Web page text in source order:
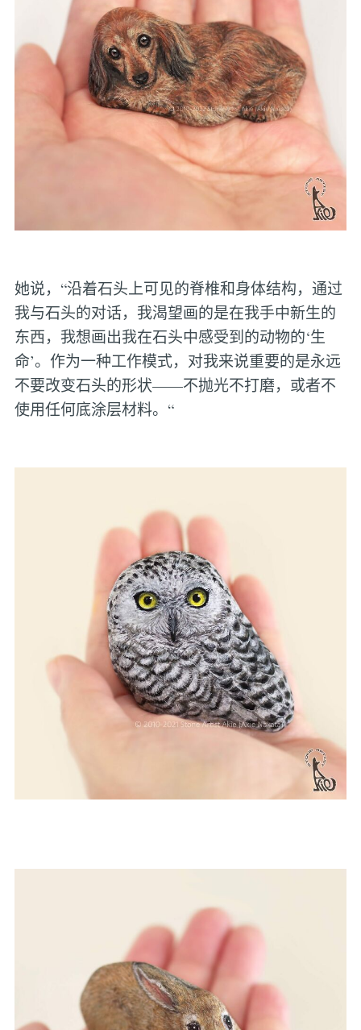
她说，“沿着石头上可见的脊椎和身体结构，通过
我与石头的对话，我渴望画的是在我手中新生的
东西，我想画出我在石头中感受到的动物的‘生
命’。作为一种工作模式，对我来说重要的是永远
不要改变石头的形状——不抛光不打磨，或者不
使用任何底涂层材料。“